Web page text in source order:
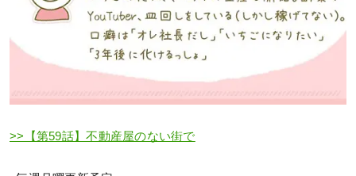
>>【第59話】不動産屋のない街で